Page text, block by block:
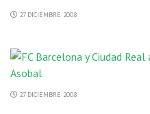
27 DICIEMBRE 2008
27 DICIEMBRE 2008